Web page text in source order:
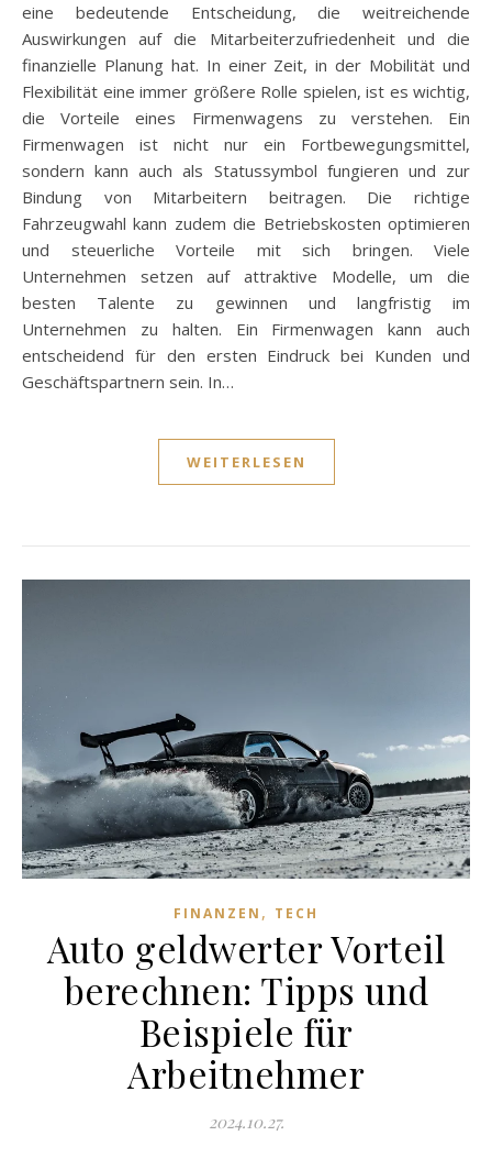
eine bedeutende Entscheidung, die weitreichende
Auswirkungen auf die Mitarbeiterzufriedenheit und die
finanzielle Planung hat. In einer Zeit, in der Mobilität und
Flexibilität eine immer größere Rolle spielen, ist es wichtig,
die Vorteile eines Firmenwagens zu verstehen. Ein
Firmenwagen ist nicht nur ein Fortbewegungsmittel,
sondern kann auch als Statussymbol fungieren und zur
Bindung von Mitarbeitern beitragen. Die richtige
Fahrzeugwahl kann zudem die Betriebskosten optimieren
und steuerliche Vorteile mit sich bringen. Viele
Unternehmen setzen auf attraktive Modelle, um die
besten Talente zu gewinnen und langfristig im
Unternehmen zu halten. Ein Firmenwagen kann auch
entscheidend für den ersten Eindruck bei Kunden und
Geschäftspartnern sein. In…
WEITERLESEN
FINANZEN , TECH
Auto geldwerter Vorteil
berechnen: Tipps und
Beispiele für
Arbeitnehmer
2024.10.27.